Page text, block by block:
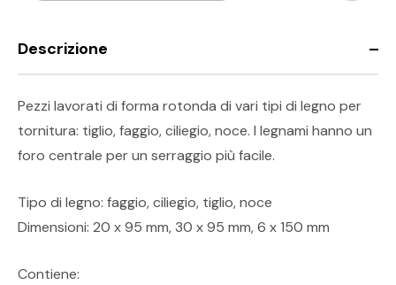
Descrizione
Pezzi lavorati di forma rotonda di vari tipi di legno per
tornitura: tiglio, faggio, ciliegio, noce. I legnami hanno un
foro centrale per un serraggio più facile.
Tipo di legno: faggio, ciliegio, tiglio, noce
Dimensioni: 20 x 95 mm, 30 x 95 mm, 6 x 150 mm
Contiene: